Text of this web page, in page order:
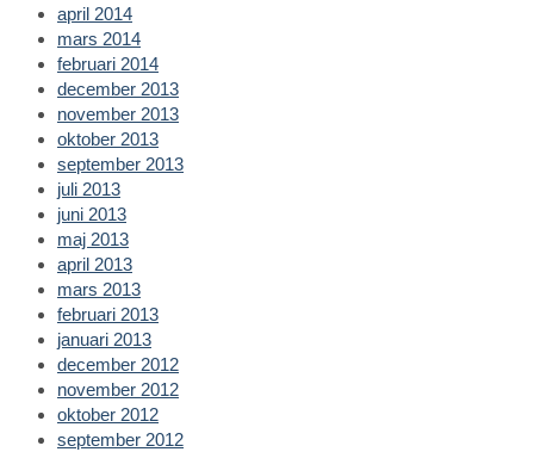
april 2014
mars 2014
februari 2014
december 2013
november 2013
oktober 2013
september 2013
juli 2013
juni 2013
maj 2013
april 2013
mars 2013
februari 2013
januari 2013
december 2012
november 2012
oktober 2012
september 2012